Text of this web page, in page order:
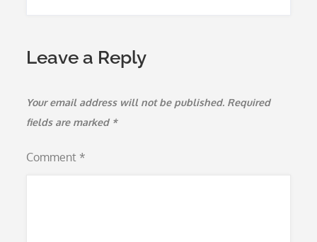
Leave a Reply
Your email address will not be published. Required
fields are marked *
Comment *